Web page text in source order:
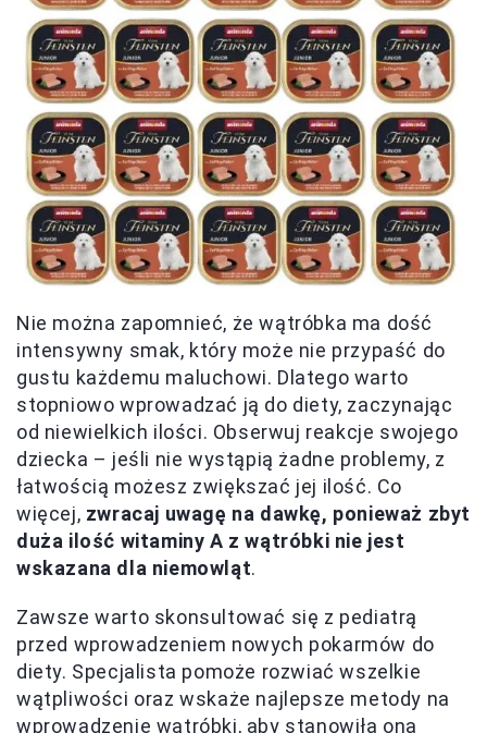
Nie można zapomnieć, że wątróbka ma dość
intensywny smak, który może nie przypaść do
gustu każdemu maluchowi. Dlatego warto
stopniowo wprowadzać ją do diety, zaczynając
od niewielkich ilości. Obserwuj reakcje swojego
dziecka – jeśli nie wystąpią żadne problemy, z
łatwością możesz zwiększać jej ilość. Co
więcej, zwracaj uwagę na dawkę, ponieważ zbyt
duża ilość witaminy A z wątróbki nie jest
wskazana dla niemowląt.
Zawsze warto skonsultować się z pediatrą
przed wprowadzeniem nowych pokarmów do
diety. Specjalista pomoże rozwiać wszelkie
wątpliwości oraz wskaże najlepsze metody na
wprowadzenie wątróbki, aby stanowiła ona